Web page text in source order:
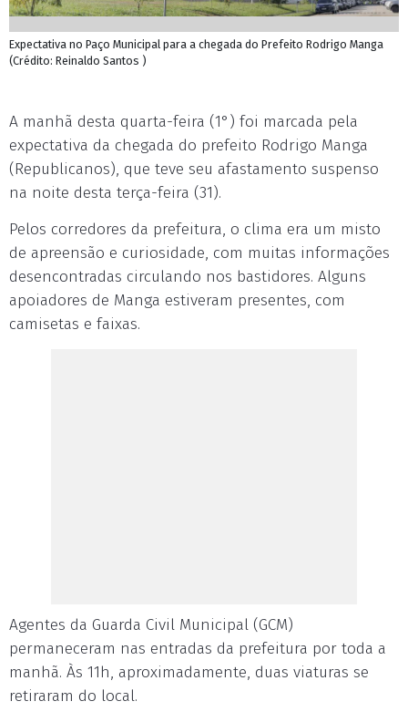
Expectativa no Paço Municipal para a chegada do Prefeito Rodrigo Manga
(Crédito: Reinaldo Santos )
A manhã desta quarta-feira (1°) foi marcada pela
expectativa da chegada do prefeito Rodrigo Manga
(Republicanos), que teve seu afastamento suspenso
na noite desta terça-feira (31).
Pelos corredores da prefeitura, o clima era um misto
de apreensão e curiosidade, com muitas informações
desencontradas circulando nos bastidores. Alguns
apoiadores de Manga estiveram presentes, com
camisetas e faixas.
Agentes da Guarda Civil Municipal (GCM)
permaneceram nas entradas da prefeitura por toda a
manhã. Às 11h, aproximadamente, duas viaturas se
retiraram do local.